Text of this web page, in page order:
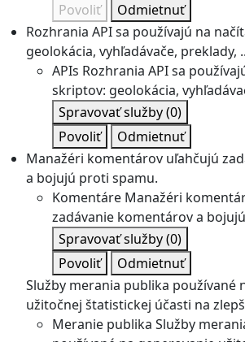
Povoliť
Odmietnuť
Rozhrania API sa používajú na
geolokácia, vyhľadávače, preklady,
APIs Rozhrania API sa
skriptov: geolokácia,
Spravovať služby(0)
Povoliť
Odmietnuť
Manažéri komentárov uľahčujú
a bojujú proti spamu.
Komentáre Manažéri
zadávanie komentárov a
Spravovať služby(0)
Povoliť
Odmietnuť
Služby merania publika používané
užitočnej štatistickej účasti na
Meranie publika Služby